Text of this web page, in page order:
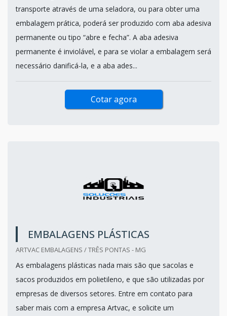
transporte através de uma seladora, ou para obter uma
embalagem prática, poderá ser produzido com aba adesiva
permanente ou tipo “abre e fecha”. A aba adesiva
permanente é inviolável, e para se violar a embalagem será
necessário danificá-la, e a aba ades...
Cotar agora
EMBALAGENS PLÁSTICAS
ARTVAC EMBALAGENS / TRÊS PONTAS - MG
As embalagens plásticas nada mais são que sacolas e
sacos produzidos em polietileno, e que são utilizadas por
empresas de diversos setores. Entre em contato para
saber mais com a empresa Artvac, e solicite um